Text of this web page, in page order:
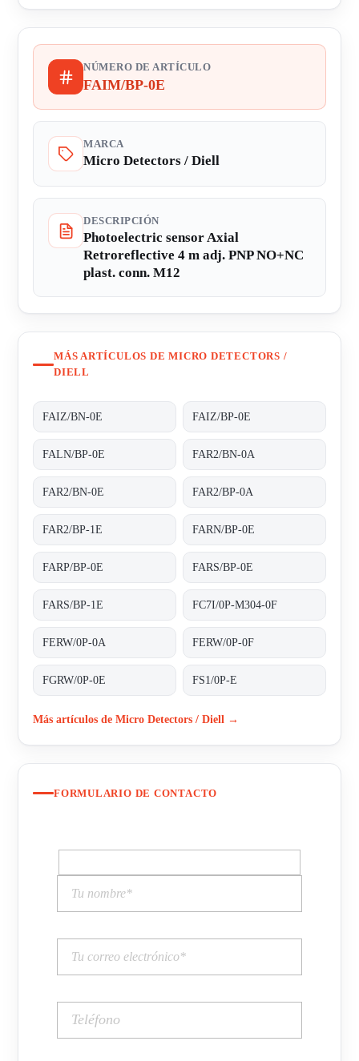
NÚMERO DE ARTÍCULO
FAIM/BP-0E
MARCA
Micro Detectors / Diell
DESCRIPCIÓN
Photoelectric sensor Axial
Retroreflective 4 m adj. PNP NO+NC
plast. conn. M12
MÁS ARTÍCULOS DE MICRO DETECTORS /
DIELL
FAIZ/BN-0E FAIZ/BP-0E
FALN/BP-0E FAR2/BN-0A
FAR2/BN-0E FAR2/BP-0A
FAR2/BP-1E FARN/BP-0E
FARP/BP-0E FARS/BP-0E
FARS/BP-1E FC7I/0P-M304-0F
FERW/0P-0A FERW/0P-0F
FGRW/0P-0E FS1/0P-E
Más artículos de Micro Detectors / Diell →
FORMULARIO DE CONTACTO